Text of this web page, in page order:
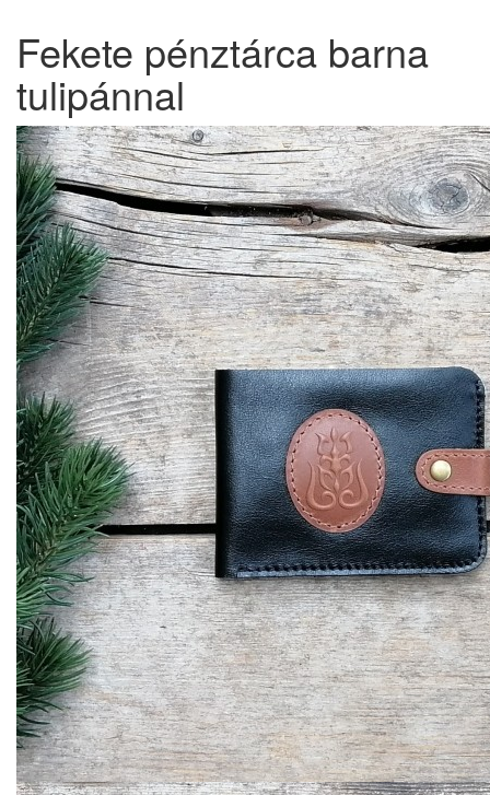
Fekete pénztárca barna
tulipánnal